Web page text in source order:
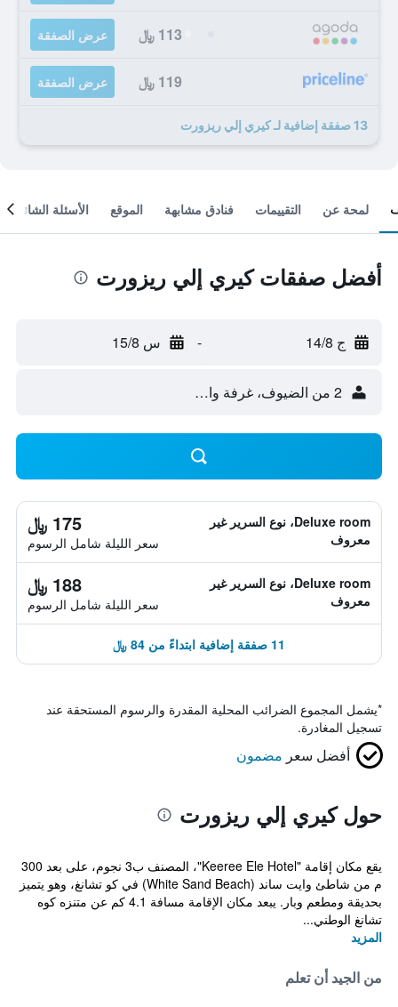
113 ﷼ عرض الصفقة
119 ﷼ عرض الصفقة
13 صفقة إضافية لـ كيري إلي ريزورت
لمحة عن التقييمات فنادق مشابهة الموقع الأسئلة الشائعة
أفضل صفقات كيري إلي ريزورت
ج 14/8 - س 15/8
2 من الضيوف، غرفة واحدة
Deluxe room، نوع السرير غير
معروف
175 ﷼
سعر الليلة شامل الرسوم
Deluxe room، نوع السرير غير
معروف
188 ﷼
سعر الليلة شامل الرسوم
11 صفقة إضافية ابتداءً من 84 ﷼
*يشمل المجموع الضرائب المحلية المقدرة والرسوم المستحقة عند
تسجيل المغادرة.
أفضل سعر مضمون
حول كيري إلي ريزورت
يقع مكان إقامة "Keeree Ele Hotel"، المصنف ب3 نجوم، على بعد 300
م من شاطئ وايت ساند (White Sand Beach) في كو تشانغ، وهو يتميز
بحديقة ومطعم وبار. يبعد مكان الإقامة مسافة 4.1 كم عن متنزه كوه
تشانغ الوطني...
المزيد
من الجيد أن تعلم